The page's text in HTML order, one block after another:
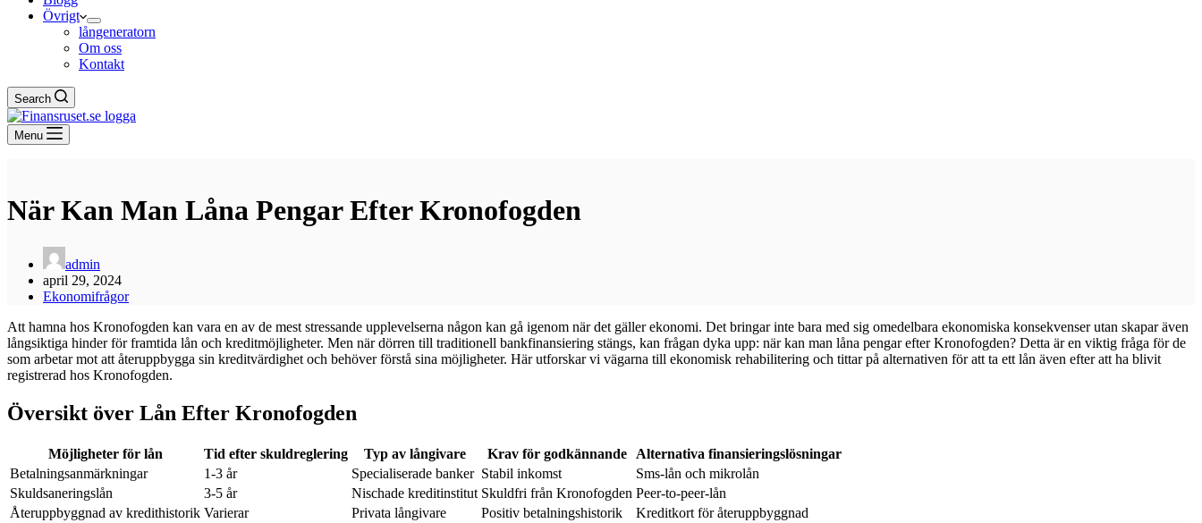
Övrigt
långeneratorn
Om oss
Kontakt
Search
Menu
När Kan Man Låna Pengar Efter Kronofogden
admin
april 29, 2024
Ekonomifrågor
Att hamna hos Kronofogden kan vara en av de mest stressande upplevelserna någon kan gå igenom när det gäller ekonomi. Det bringar inte bara med sig omedelbara ekonomiska konsekvenser utan skapar även
långsiktiga hinder för framtida lån och kreditmöjligheter. Men när dörren till traditionell bankfinansiering stängs, kan frågan dyka upp: när kan man låna pengar efter Kronofogden? Detta är en viktig fråga för de
som arbetar mot att återuppbygga sin kreditvärdighet och behöver förstå sina möjligheter. Här utforskar vi vägarna till ekonomisk rehabilitering och tittar på alternativen för att ta ett lån även efter att ha blivit
registrerad hos Kronofogden.
Översikt över Lån Efter Kronofogden
Möjligheter för lån Tid efter skuldreglering Typ av långivare Krav för godkännande
Alternativa finansieringslösningar
Betalningsanmärkningar
1-3 år Specialiserade banker Stabil inkomst
Sms-lån och mikrolån
Skuldsaneringslån
3-5 år Nischade kreditinstitut Skuldfri från Kronofogden Peer-to-peer-lån
Återuppbyggnad av kredithistorik Varierar Privata långivare Positiv betalningshistorik Kreditkort för återuppbyggnad